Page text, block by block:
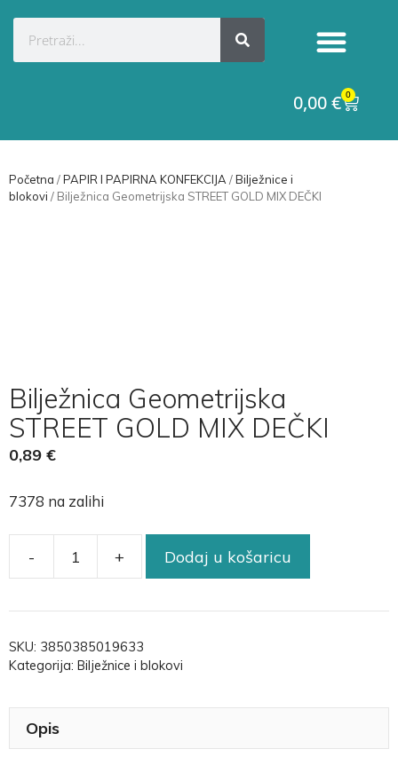
0,00€ 0
Početna /PAPIR I PAPIRNA KONFEKCIJA /Bilježnice i
blokovi / Bilježnica Geometrijska STREET GOLD MIX DEČKI
Bilježnica Geometrijska
STREET GOLD MIX DEČKI
0,89 €
7378 na zalihi
- + Dodaj u košaricu
SKU: 3850385019633
Kategorija: Bilježnice i blokovi
Opis